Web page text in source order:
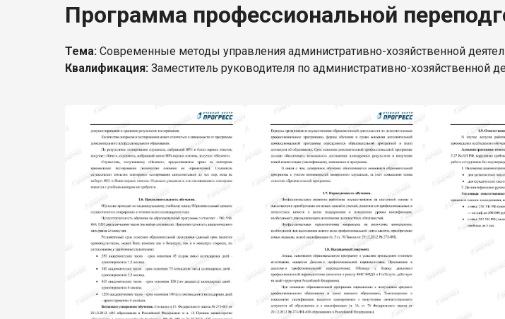
Программа профессиональной
Тема: Современные методы управления административно-хозяйственной
Квалификация: Заместитель руководителя по административно-хозяйственной